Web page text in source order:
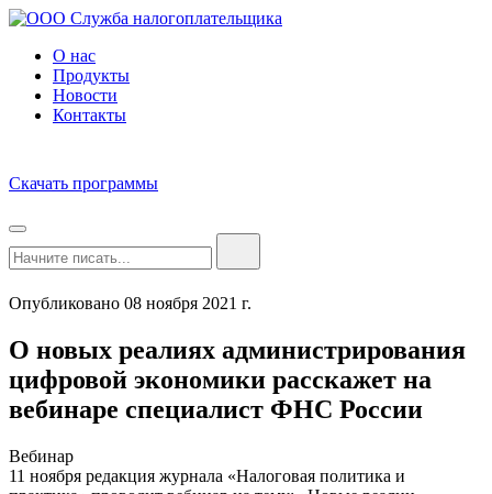
О нас
Продукты
Новости
Контакты
Скачать программы
Опубликовано 08 ноября 2021 г.
О новых реалиях администрирования
цифровой экономики расскажет на
вебинаре специалист ФНС России
Вебинар
11 ноября редакция журнала «Налоговая политика и